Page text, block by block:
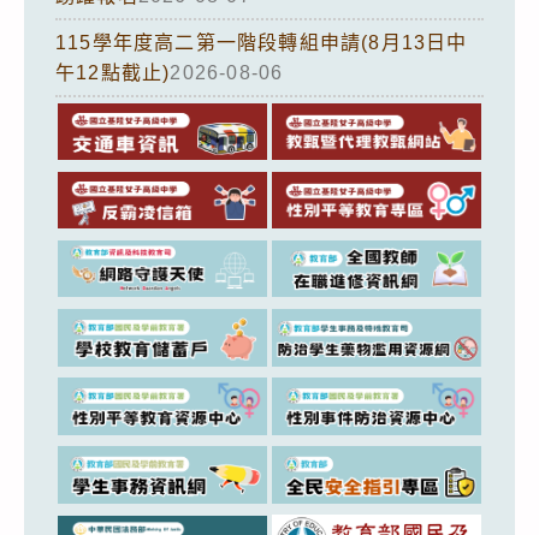
115學年度高二第一階段轉組申請(8月13日中
午12點截止)2026-08-06